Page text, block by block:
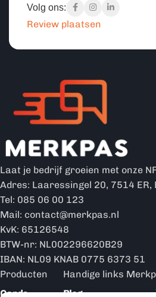
Volg ons:
Review plaatsen
Laat je bedrijf groeien met onze
Adres: Laaressingel 20, 7514 ER,
Tel: 085 06 00 123
Mail: contact@merkpas.nl
KvK: 65126548
BTW-nr: NL002296620B29
IBAN: NL09 KNAB 0775 6373 51
Producten
Cards
Handige links
Blog